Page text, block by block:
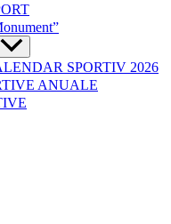
SPORTIV 2026
ANUALE